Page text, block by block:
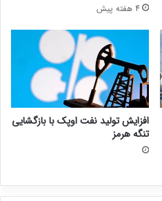
4 هفته پیش
افزایش تولید نفت اوپک با بازگشایی
تنگه هرمز